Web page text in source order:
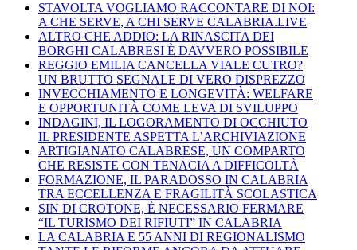
STAVOLTA VOGLIAMO RACCONTARE DI NOI:
A CHE SERVE, A CHI SERVE CALABRIA.LIVE
ALTRO CHE ADDIO: LA RINASCITA DEI
BORGHI CALABRESI È DAVVERO POSSIBILE
REGGIO EMILIA CANCELLA VIALE CUTRO?
UN BRUTTO SEGNALE DI VERO DISPREZZO
INVECCHIAMENTO E LONGEVITÀ: WELFARE
E OPPORTUNITÀ COME LEVA DI SVILUPPO
INDAGINI, IL LOGORAMENTO DI OCCHIUTO
IL PRESIDENTE ASPETTA L’ARCHIVIAZIONE
ARTIGIANATO CALABRESE, UN COMPARTO
CHE RESISTE CON TENACIA A DIFFICOLTÀ
FORMAZIONE, IL PARADOSSO IN CALABRIA
TRA ECCELLENZA E FRAGILITÀ SCOLASTICA
SIN DI CROTONE, È NECESSARIO FERMARE
“IL TURISMO DEI RIFIUTI” IN CALABRIA
LA CALABRIA E 55 ANNI DI REGIONALISMO